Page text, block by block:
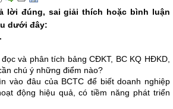
lời đúng, sai giải thích hoặc bình luận
dưới đây:
và phân tích bảng CĐKT, BC KQ HĐKD,
chú ý những điểm nào?
vào đâu của BCTC để biết doanh nghiệp
động hiệu quả, có tiềm năng phát triển